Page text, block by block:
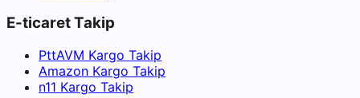
E-ticaret Takip
PttAVM Kargo Takip
Amazon Kargo Takip
n11 Kargo Takip